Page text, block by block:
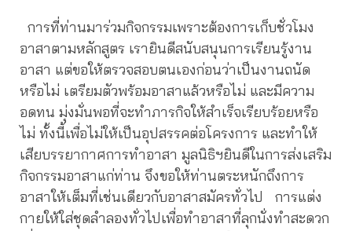
การที่ท่านมาร่วมกิจกรรมเพราะต้องการเก็บชั่วโมง
อาสาตามหลักสูตร เรายินดีสนับสนุนการเรียนรู้งาน
อาสา แต่ขอให้ตรวจสอบตนเองก่อนว่าเป็นงานถนัด
หรือไม่ เตรียมตัวพร้อมอาสาแล้วหรือไม่ และมีความ
อดทน มุ่งมั่นพอที่จะทำภารกิจให้สำเร็จเรียบร้อยหรือ
ไม่ ทั้งนี้เพื่อไม่ให้เป็นอุปสรรคต่อโครงการ และทำให้
เสียบรรยากาศการทำอาสา มูลนิธิฯยินดีในการส่งเสริม
กิจกรรมอาสาแก่ท่าน จึงขอให้ท่านตระหนักถึงการ
อาสาให้เต็มที่เช่นเดียวกับอาสาสมัครทั่วไป การแต่ง
กายให้ใส่ชุดลำลองทั่วไปเพื่อทำอาสาที่ลุกนั่งทำสะดวก